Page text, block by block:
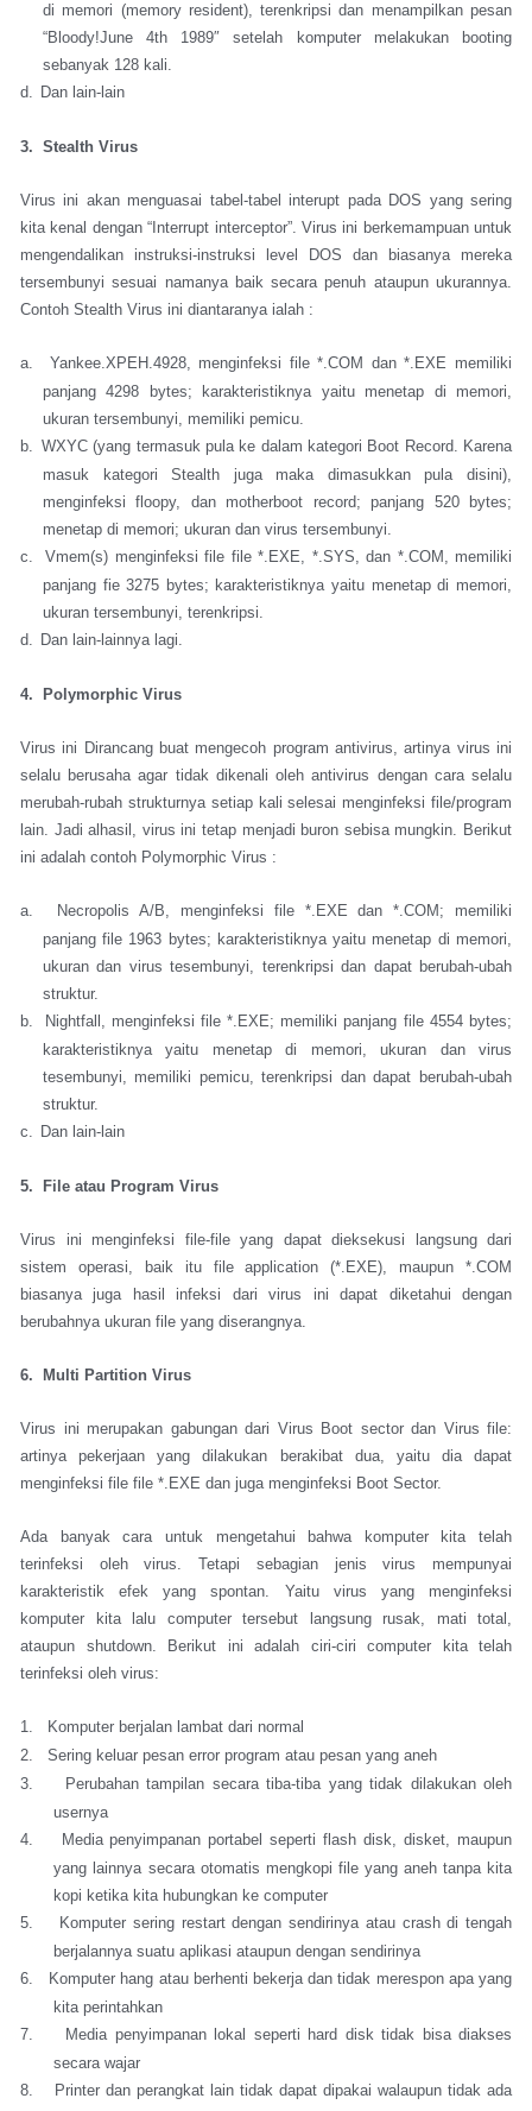
di memori (memory resident), terenkripsi dan menampilkan pesan
“Bloody!June 4th 1989″ setelah komputer melakukan booting
sebanyak 128 kali.
d.
Dan lain-lain
3. Stealth Virus
Virus ini akan menguasai tabel-tabel interupt pada DOS yang sering
kita kenal dengan “Interrupt interceptor”. Virus ini berkemampuan untuk
mengendalikan instruksi-instruksi level DOS dan biasanya mereka
tersembunyi sesuai namanya baik secara penuh ataupun ukurannya.
Contoh Stealth Virus ini diantaranya ialah :
a.
Yankee.XPEH.4928, menginfeksi file *.COM dan *.EXE memiliki
panjang 4298 bytes; karakteristiknya yaitu menetap di memori,
ukuran tersembunyi, memiliki pemicu.
b.
WXYC (yang termasuk pula ke dalam kategori Boot Record. Karena
masuk kategori Stealth juga maka dimasukkan pula disini),
menginfeksi floopy, dan motherboot record; panjang 520 bytes;
menetap di memori; ukuran dan virus tersembunyi.
c.
Vmem(s) menginfeksi file file *.EXE, *.SYS, dan *.COM, memiliki
panjang fie 3275 bytes; karakteristiknya yaitu menetap di memori,
ukuran tersembunyi, terenkripsi.
d.
Dan lain-lainnya lagi.
4. Polymorphic Virus
Virus ini Dirancang buat mengecoh program antivirus, artinya virus ini
selalu berusaha agar tidak dikenali oleh antivirus dengan cara selalu
merubah-rubah strukturnya setiap kali selesai menginfeksi file/program
lain. Jadi alhasil, virus ini tetap menjadi buron sebisa mungkin. Berikut
ini adalah contoh Polymorphic Virus :
a.
Necropolis A/B, menginfeksi file *.EXE dan *.COM; memiliki
panjang file 1963 bytes; karakteristiknya yaitu menetap di memori,
ukuran dan virus tesembunyi, terenkripsi dan dapat berubah-ubah
struktur.
b.
Nightfall, menginfeksi file *.EXE; memiliki panjang file 4554 bytes;
karakteristiknya yaitu menetap di memori, ukuran dan virus
tesembunyi, memiliki pemicu, terenkripsi dan dapat berubah-ubah
struktur.
c.
Dan lain-lain
5. File atau Program Virus
Virus ini menginfeksi file-file yang dapat dieksekusi langsung dari
sistem operasi, baik itu file application (*.EXE), maupun *.COM
biasanya juga hasil infeksi dari virus ini dapat diketahui dengan
berubahnya ukuran file yang diserangnya.
6. Multi Partition Virus
Virus ini merupakan gabungan dari Virus Boot sector dan Virus file:
artinya pekerjaan yang dilakukan berakibat dua, yaitu dia dapat
menginfeksi file file *.EXE dan juga menginfeksi Boot Sector.
Ada banyak cara untuk mengetahui bahwa komputer kita telah
terinfeksi oleh virus. Tetapi sebagian jenis virus mempunyai
karakteristik efek yang spontan. Yaitu virus yang menginfeksi
komputer kita lalu computer tersebut langsung rusak, mati total,
ataupun shutdown. Berikut ini adalah ciri-ciri computer kita telah
terinfeksi oleh virus:
1.
Komputer berjalan lambat dari normal
2.
Sering keluar pesan error program atau pesan yang aneh
3.
Perubahan tampilan secara tiba-tiba yang tidak dilakukan oleh
usernya
4.
Media penyimpanan portabel seperti flash disk, disket, maupun
yang lainnya secara otomatis mengkopi file yang aneh tanpa kita
kopi ketika kita hubungkan ke computer
5.
Komputer sering restart dengan sendirinya atau crash di tengah
berjalannya suatu aplikasi ataupun dengan sendirinya
6.
Komputer hang atau berhenti bekerja dan tidak merespon apa yang
kita perintahkan
7.
Media penyimpanan lokal seperti hard disk tidak bisa diakses
secara wajar
8.
Printer dan perangkat lain tidak dapat dipakai walaupun tidak ada